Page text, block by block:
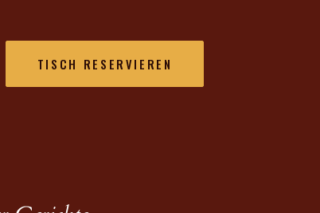
TISCH RESERVIEREN